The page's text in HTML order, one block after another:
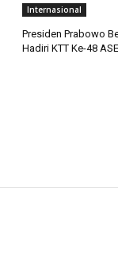
Internasional
Presiden Prabowo
Hadiri KTT Ke-48